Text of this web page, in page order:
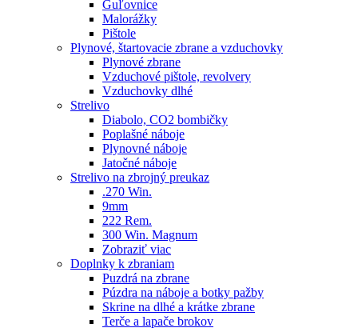
Guľovnice
Malorážky
Pištole
Plynové, štartovacie zbrane a vzduchovky
Plynové zbrane
Vzduchové pištole, revolvery
Vzduchovky dlhé
Strelivo
Diabolo, CO2 bombičky
Poplašné náboje
Plynovné náboje
Jatočné náboje
Strelivo na zbrojný preukaz
.270 Win.
9mm
222 Rem.
300 Win. Magnum
Zobraziť viac
Doplnky k zbraniam
Puzdrá na zbrane
Púzdra na náboje a botky pažby
Skrine na dlhé a krátke zbrane
Terče a lapače brokov